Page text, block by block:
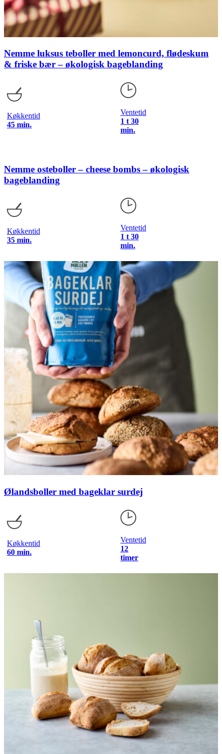
Nemme luksus teboller med lemoncurd, flødeskum
& friske bær – økologisk bageblanding
Køkkentid
45 min.
Ventetid
1 t 30
min.
Nemme osteboller – cheese bombs – økologisk
bageblanding
Køkkentid
35 min.
Ventetid
1 t 30
min.
Ølandsboller med bageklar surdej
Køkkentid
60 min.
Ventetid
12
timer